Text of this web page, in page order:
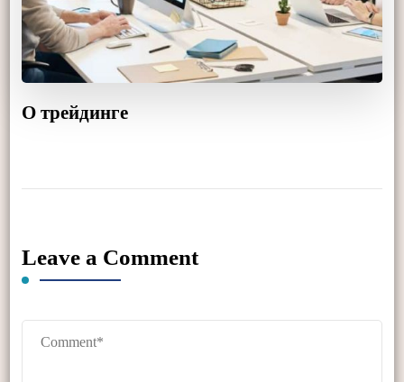
О трейдинге
Leave a Comment